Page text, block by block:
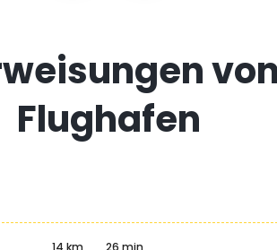
Flughafen
14 km 26 min